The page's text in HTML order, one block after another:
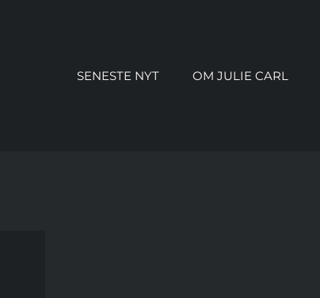
SENESTE NYT OM JULIE CARL